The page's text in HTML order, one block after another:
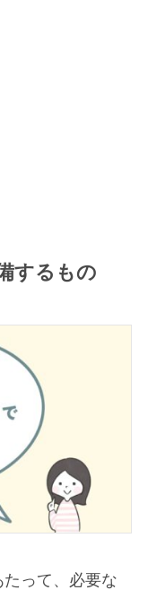
するもの
って、必要な